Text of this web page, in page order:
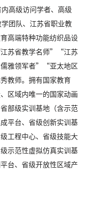
高级访问学者、高级
团队、江苏省职业教
高端特种功能纺织品设
苏省教学名师”“江苏
雅领军者”“亚太地区
教师。拥有国家教育
区域内唯一的国家动画
部级实训基地（含示范
平台、省级创新实训基
工程中心、省级技能大
示范性虚拟仿真实训基
台、省级开放性区域产